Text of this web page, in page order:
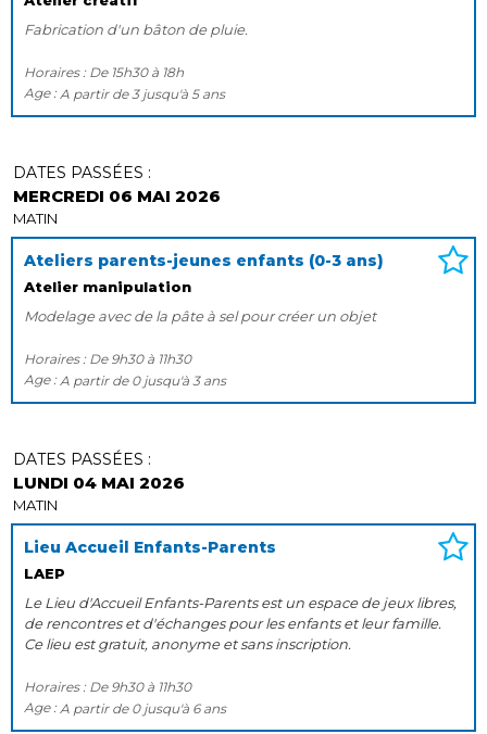
Fabrication d'un bâton de pluie.
Horaires : De 15h30 à 18h
Age : A partir de 3 jusqu'à 5 ans
Ateliers parents-jeunes enfants (0-3 ans)
Atelier manipulation
DATES PASSÉES :
MERCREDI 06 MAI 2026
MATIN
Modelage avec de la pâte à sel pour créer un objet
Horaires : De 9h30 à 11h30
Age : A partir de 0 jusqu'à 3 ans
Lieu Accueil Enfants-Parents
LAEP
DATES PASSÉES :
LUNDI 04 MAI 2026
MATIN
Le Lieu d'Accueil Enfants-Parents est un espace de jeux libres,
de rencontres et d'échanges pour les enfants et leur famille.
Ce lieu est gratuit, anonyme et sans inscription.
Horaires : De 9h30 à 11h30
Age : A partir de 0 jusqu'à 6 ans